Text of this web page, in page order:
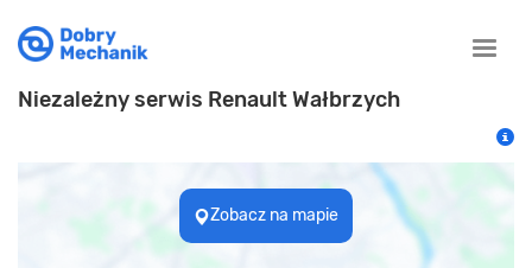
Toggle
Niezależny serwis Renault Wałbrzych
Zobacz na mapie